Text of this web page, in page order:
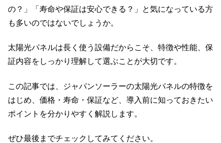
の？」「寿命や保証は安心できる？」と気になっている方
も多いのではないでしょうか。
太陽光パネルは長く使う設備だからこそ、特徴や性能、保
証内容をしっかり理解して選ぶことが大切です。
この記事では、ジャパンソーラーの太陽光パネルの特徴を
はじめ、価格・寿命・保証など、導入前に知っておきたい
ポイントを分かりやすく解説します。
ぜひ最後までチェックしてみてください。